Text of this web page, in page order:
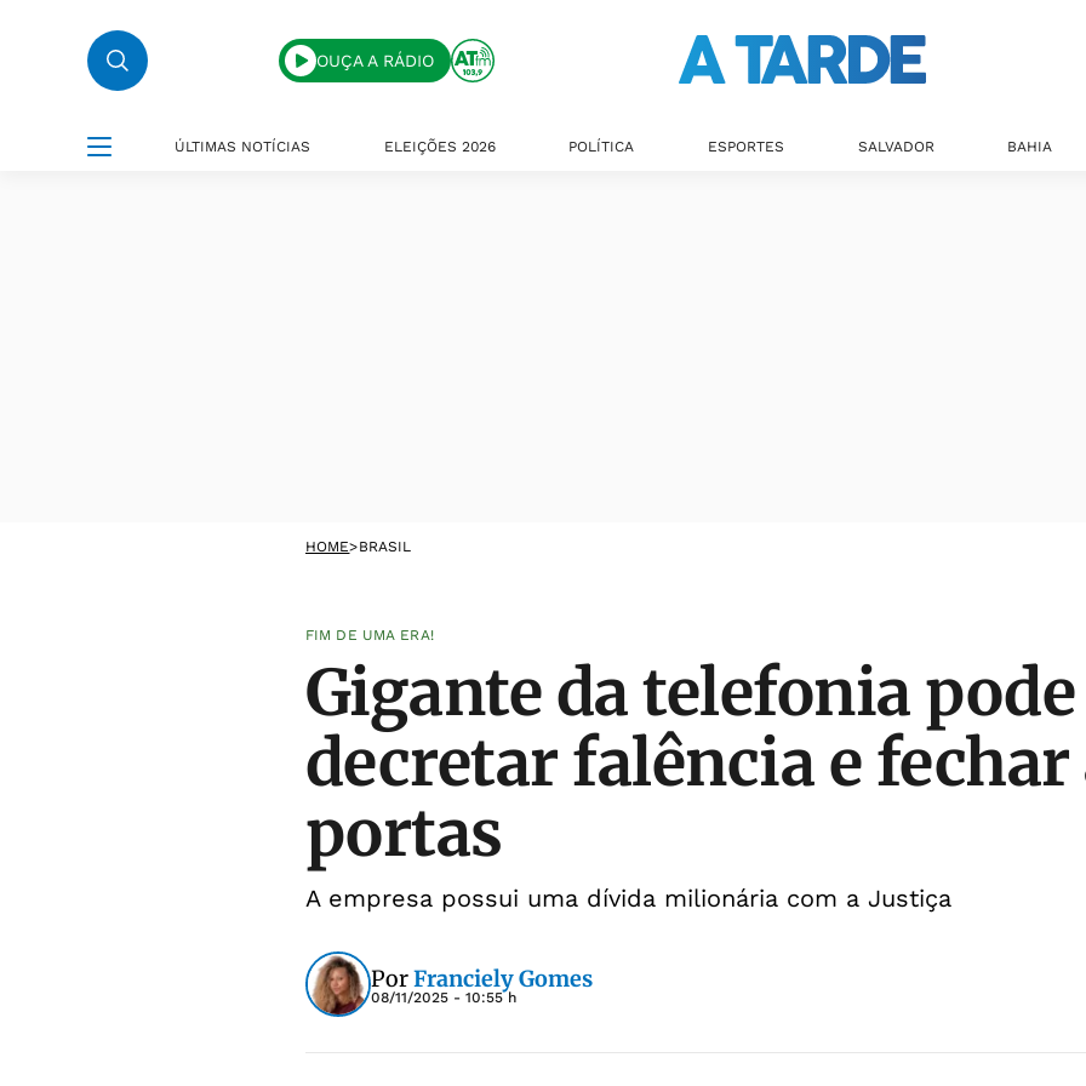
OUÇA A RÁDIO
ÚLTIMAS NOTÍCIAS ELEIÇÕES 2026 POLÍTICA ESPORTES SALVADOR BAHIA
HOME>BRASIL
FIM DE UMA ERA!
Gigante da telefonia pode
decretar falência e fechar
portas
A empresa possui uma dívida milionária com a Justiça
PorFranciely Gomes
08/11/2025 - 10:55 h